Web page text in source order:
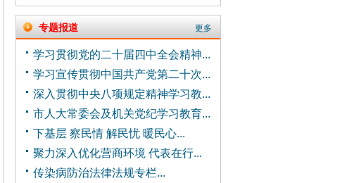
专题报道 更多
学习贯彻党的二十届四中全会精神...
学习宣传贯彻中国共产党第二十次...
深入贯彻中央八项规定精神学习教...
市人大常委会及机关党纪学习教育...
下基层 察民情 解民忧 暖民心...
聚力深入优化营商环境 代表在行...
传染病防治法律法规专栏...